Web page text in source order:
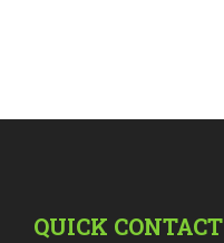
QUICK CONTACT